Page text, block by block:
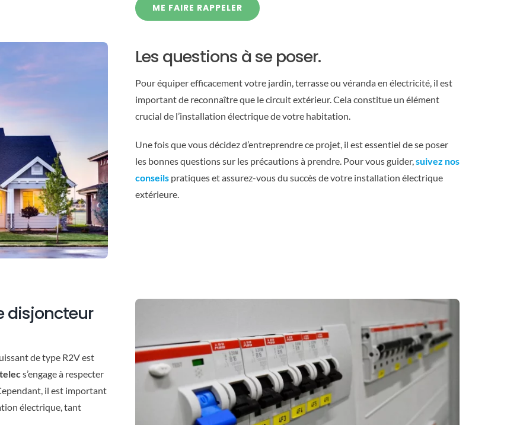
ME FAIRE RAPPELER
Les questions à se poser.
Pour équiper efficacement votre jardin, terrasse ou véranda en électricité, il est
important de reconnaître que le circuit extérieur. Cela constitue un élément
crucial de l’installation électrique de votre habitation.
Une fois que vous décidez d’entreprendre ce projet, il est essentiel de se poser
les bonnes questions sur les précautions à prendre. Pour vous guider,suivez nos
conseilspratiques et assurez-vous du succès de votre installation électrique
extérieure.
disjoncteur
de type R2V est
s’engage à respecter
il est important
électrique, tant